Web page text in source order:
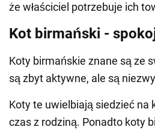
że właściciel potrzebuje ich
Kot birmański -
Koty birmańskie znane są ze
są zbyt aktywne, ale są
Koty te uwielbiają siedzieć na
czas z rodziną. Ponadto koty